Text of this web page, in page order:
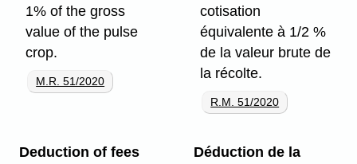
1% of the gross
value of the pulse
crop.
M.R. 51/2020
cotisation
équivalente à 1/2 %
de la valeur brute de
la récolte.
R.M. 51/2020
Deduction of fees
Déduction de la